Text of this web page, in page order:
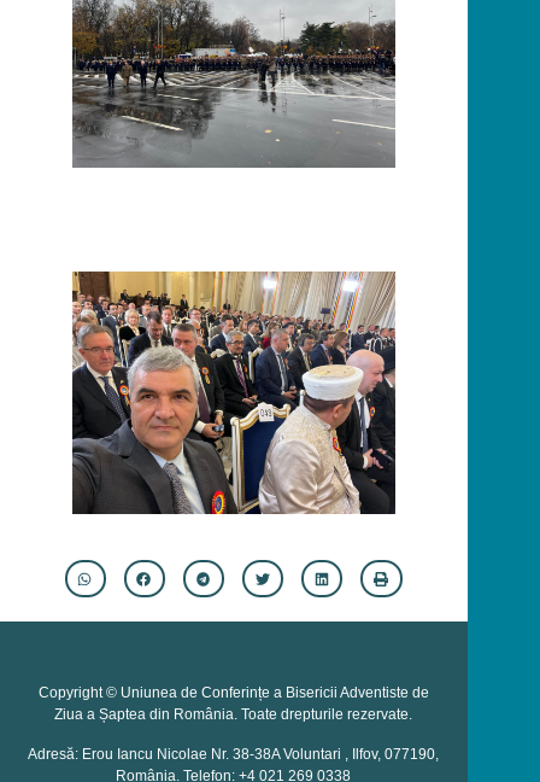
Copyright © Uniunea de Conferințe a Bisericii Adventiste de
Ziua a Șaptea din România. Toate drepturile rezervate.
Adresă: Erou Iancu Nicolae Nr. 38-38A Voluntari , Ilfov, 077190,
România. Telefon: +4 021 269 0338